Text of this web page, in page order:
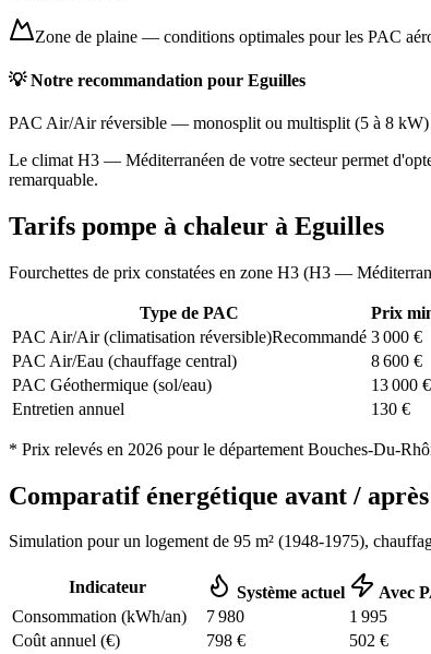
Zone de plaine — conditions optimales pour les PAC
💡 Notre recommandation pour Eguilles
PAC Air/Air réversible — monosplit ou multisplit (5 à 8 kW)
Le climat H3 — Méditerranéen de votre secteur permet
remarquable.
Tarifs pompe à chaleur à Eguilles
Fourchettes de prix constatées en zone H3 (H3 —
Type de PAC Prix
PAC Air/Air (climatisation réversible)Recommandé 3 000 €
PAC Air/Eau (chauffage central)
8 600 €
PAC Géothermique (sol/eau)
13 000 €
Entretien annuel
130 €
* Prix relevés en 2026 pour le département Bouches-Du-
Comparatif énergétique avant /
Simulation pour un logement de 95 m² (1948-1975),
Indicateur Système actuel Avec
Consommation (kWh/an)
7 980 1 995
Coût annuel (€)
798 € 502 €